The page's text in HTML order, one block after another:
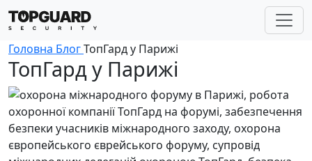
Головна БлогТопГард у Парижі
ТопГард у Парижі